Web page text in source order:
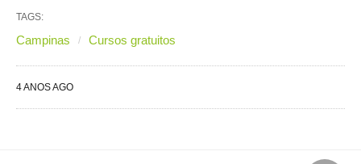
TAGS:
Campinas Cursos gratuitos
4 ANOS AGO